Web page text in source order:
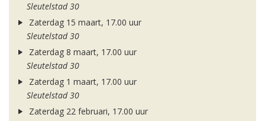
Sleutelstad 30
Zaterdag 15 maart, 17.00 uur
Sleutelstad 30
Zaterdag 8 maart, 17.00 uur
Sleutelstad 30
Zaterdag 1 maart, 17.00 uur
Sleutelstad 30
Zaterdag 22 februari, 17.00 uur